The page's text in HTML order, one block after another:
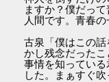
ますか？僕だっ
人間です。青春の
古泉「僕はこの
かし残念だったこ
事情を知ってい
した。まぁすぐ吹